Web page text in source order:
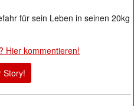
für sein Leben in seinen 20kg
Hier kommentieren!